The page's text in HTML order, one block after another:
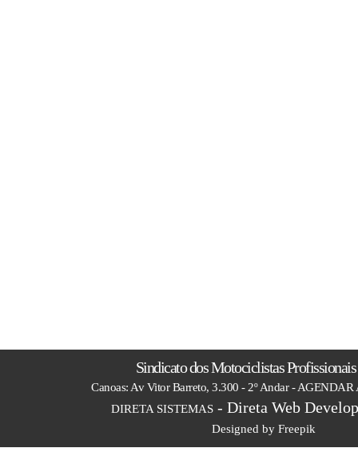
Sindicato dos Motociclistas
Canoas: Av Vitor Barreto, 3.300 - 2º Andar -
DIRETA SISTEMAS- Direta Web
Designed by Freepik